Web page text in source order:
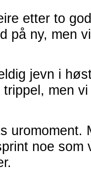
etter to
på ny, men
jevn i
men
uromoment.
noe som